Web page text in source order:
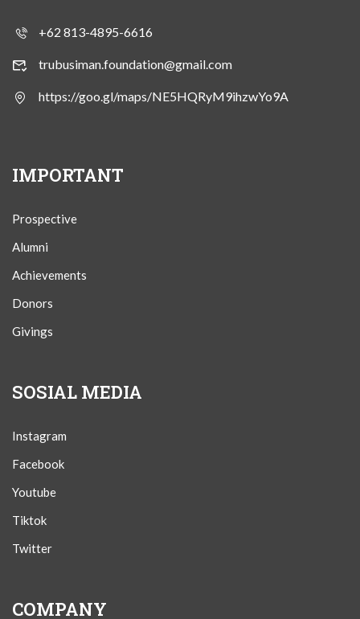
+62 813-4895-6616
trubusiman.foundation@gmail.com
https://goo.gl/maps/NE5HQRyM9ihzwYo9A
IMPORTANT
Prospective
Alumni
Achievements
Donors
Givings
SOSIAL MEDIA
Instagram
Facebook
Youtube
Tiktok
Twitter
COMPANY